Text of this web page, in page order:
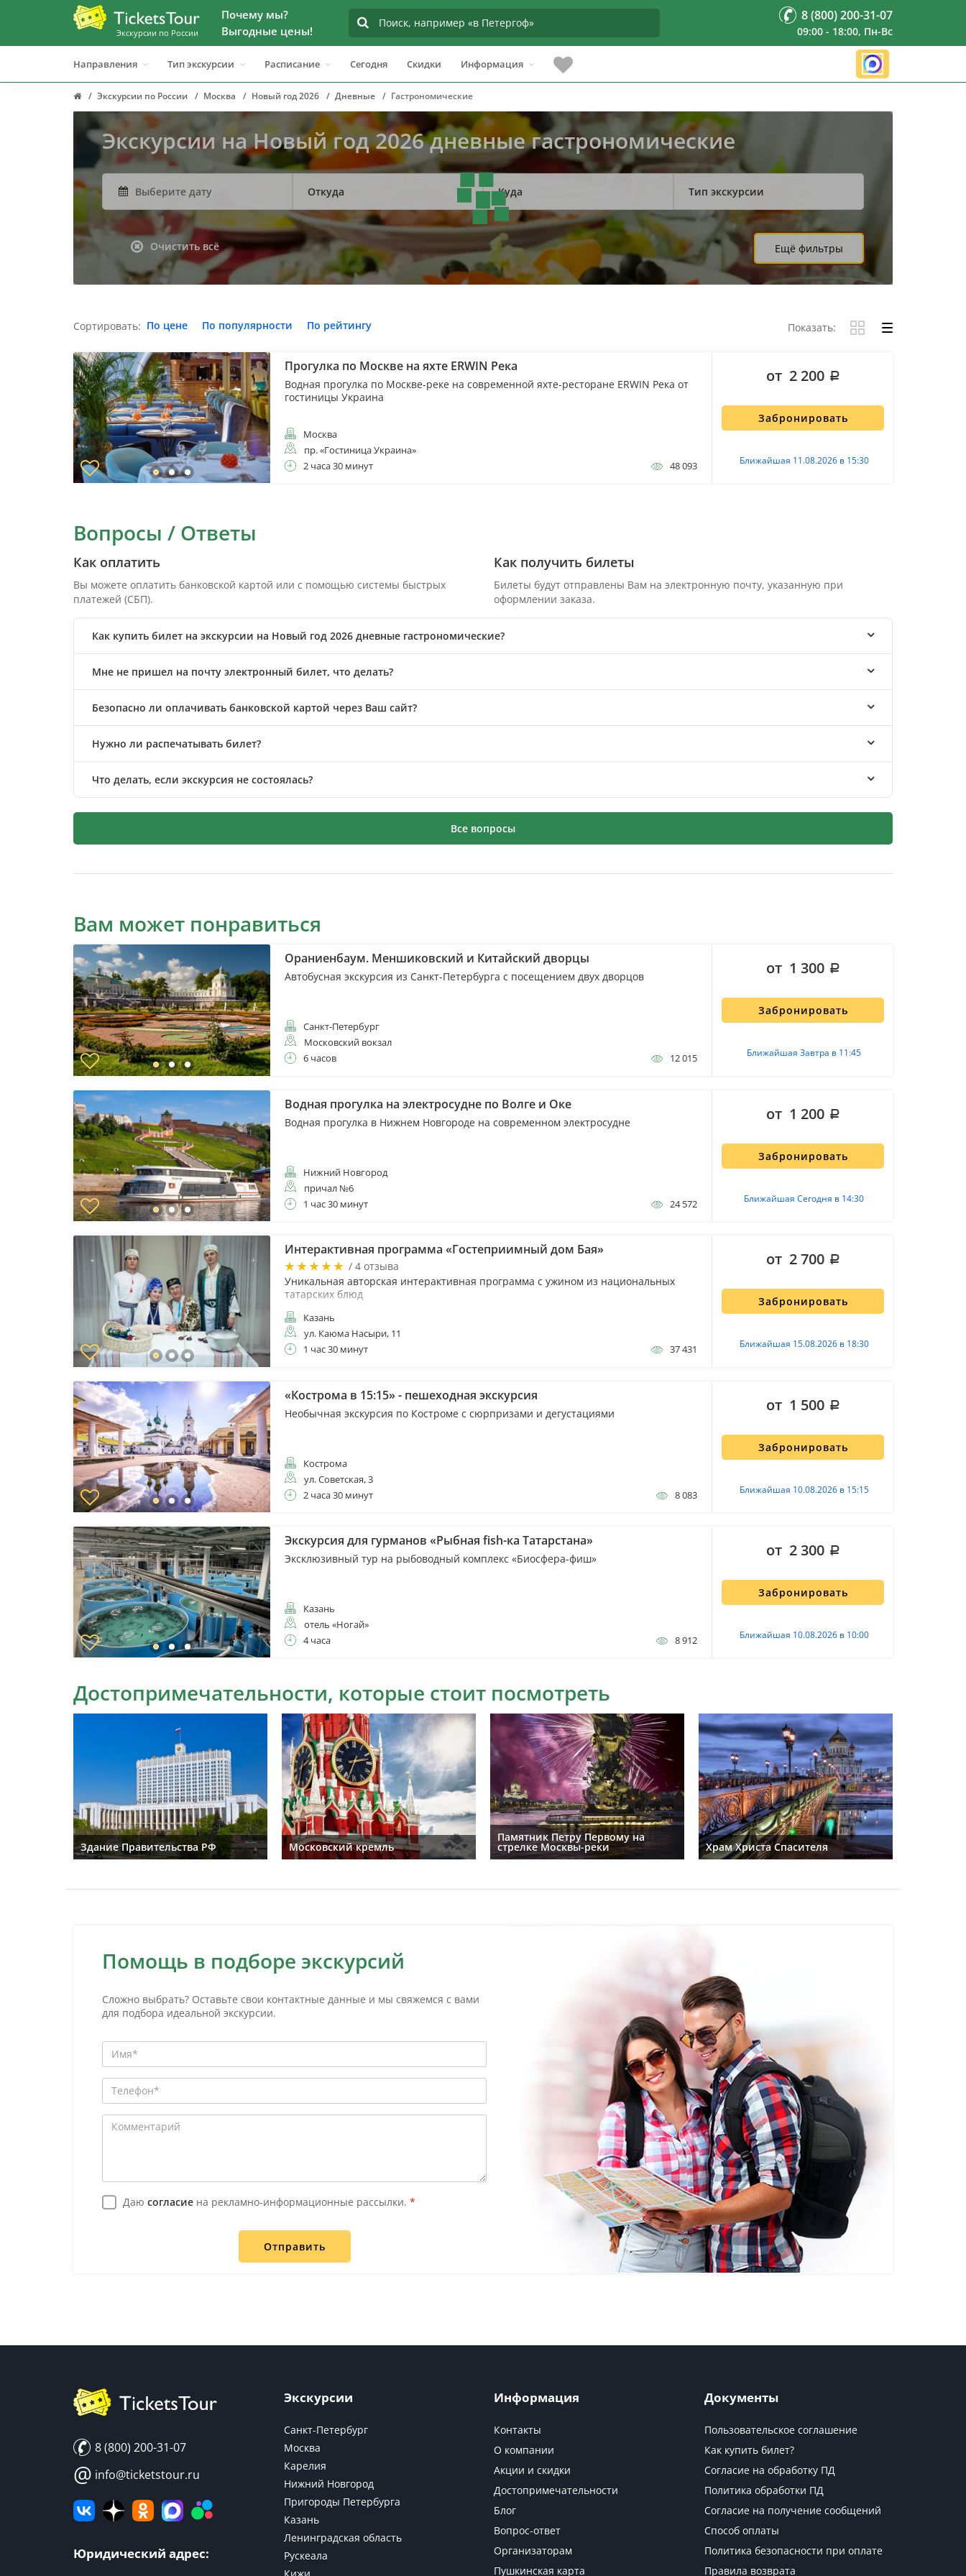
Экскурсии по России
Почему мы?
Выгодные цены!
8 (800) 200-31-07
09:00 - 18:00, Пн-Вс
Направления Тип экскурсии Расписание Сегодня Скидки Информация
Экскурсии по России Москва Новый год 2026 Дневные Гастрономические
Экскурсии на Новый год 2026 дневные гастрономические
Откуда Куда Тип экскурсии
Очистить всё Ещё фильтры
Сортировать: По цене По популярности По рейтингу Показать:
Прогулка по Москве на яхте ERWIN Река
Водная прогулка по Москве-реке на современной яхте-ресторане ERWIN Река от
гостиницы Украина
Москва
пр. «Гостиница Украина»
2 часа 30 минут
48 093
Забронировать
Ближайшая 11.08.2026 в 15:30
от 2 200
Вопросы / Ответы
Как оплатить
Вы можете оплатить банковской картой или с помощью системы быстрых
платежей (СБП).
Как получить билеты
Билеты будут отправлены Вам на электронную почту, указанную при
оформлении заказа.
Как купить билет на экскурсии на Новый год 2026 дневные гастрономические?
Мне не пришел на почту электронный билет, что делать?
Безопасно ли оплачивать банковской картой через Ваш сайт?
Нужно ли распечатывать билет?
Что делать, если экскурсия не состоялась?
Все вопросы
Вам может понравиться
Ораниенбаум. Меншиковский и Китайский дворцы
Автобусная экскурсия из Санкт-Петербурга с посещением двух дворцов
Санкт-Петербург
Московский вокзал
6 часов
12 015
Забронировать
Ближайшая Завтра в 11:45
от 1 300
Водная прогулка на электросудне по Волге и Оке
Водная прогулка в Нижнем Новгороде на современном электросудне
Нижний Новгород
причал №6
1 час 30 минут
24 572
Забронировать
Ближайшая Сегодня в 14:30
от 1 200
Интерактивная программа «Гостеприимный дом Бая»
/ 4 отзыва
Уникальная авторская интерактивная программа с ужином из национальных
татарских блюд
Казань
ул. Каюма Насыри, 11
1 час 30 минут
37 431
Забронировать
Ближайшая 15.08.2026 в 18:30
от 2 700
«Кострома в 15:15» - пешеходная экскурсия
Необычная экскурсия по Костроме с сюрпризами и дегустациями
Кострома
ул. Советская, 3
2 часа 30 минут
8 083
Забронировать
Ближайшая 10.08.2026 в 15:15
от 1 500
Экскурсия для гурманов «Рыбная fish-ка Татарстана»
Эксклюзивный тур на рыбоводный комплекс «Биосфера-фиш»
Казань
отель «Ногай»
4 часа
8 912
Забронировать
Ближайшая 10.08.2026 в 10:00
от 2 300
Достопримечательности, которые стоит посмотреть
Здание Правительства РФ Московский кремль
Памятник Петру Первому на
стрелке Москвы-реки Храм Христа Спасителя
Помощь в подборе экскурсий
Сложно выбрать? Оставьте свои контактные данные и мы свяжемся с вами
для подбора идеальной экскурсии.
Даю согласие на рекламно-информационные рассылки. *
Отправить
8 (800) 200-31-07
@ info@ticketstour.ru
Юридический адрес:
Экскурсии
Санкт-Петербург
Москва
Карелия
Нижний Новгород
Пригороды Петербурга
Казань
Ленинградская область
Рускеала
Информация
Контакты
О компании
Акции и скидки
Достопримечательности
Блог
Вопрос-ответ
Организаторам
Пушкинская карта
Документы
Пользовательское соглашение
Как купить билет?
Согласие на обработку ПД
Политика обработки ПД
Согласие на получение сообщений
Способ оплаты
Политика безопасности при оплате
Правила возврата